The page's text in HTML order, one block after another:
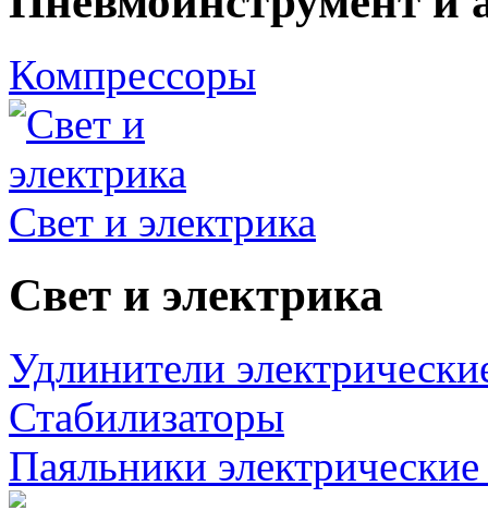
Компрессоры
Свет и электрика
Свет и электрика
Удлинители
Стабилизаторы
Паяльники